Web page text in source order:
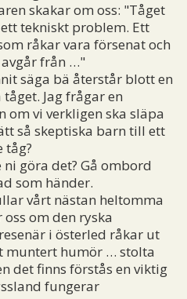
skakar om oss: "Tåget
tekniskt problem. Ett
råkar vara försenat och
från …"
säga bä återstår blott en
Jag frågar en
om vi verkligen ska släpa
så skeptiska barn till ett
göra det? Gå ombord
som händer.
vårt nästan heltomma
om den ryska
i österled råkar ut
muntert humör … stolta
det finns förstås en viktig
fungerar